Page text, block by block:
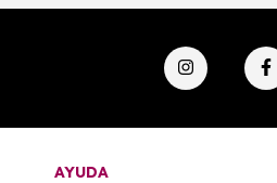
AYUDA